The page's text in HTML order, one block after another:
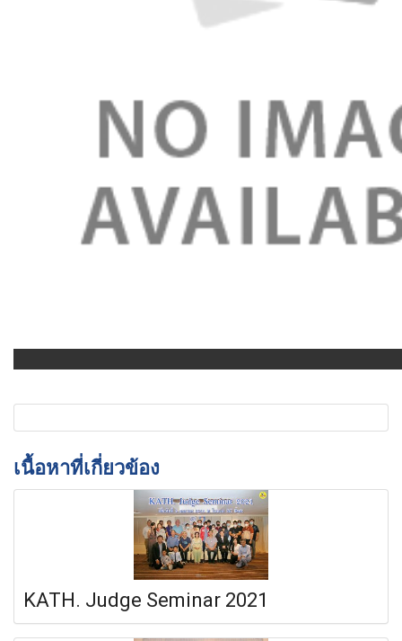
เนื้อหาที่เกี่ยวข้อง
KATH. Judge Seminar 2021